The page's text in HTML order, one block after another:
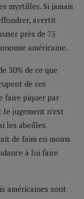
myrtilles. Si jamais
avertit
près de 75
américaine.
30% de ce que
de ces
faire piquer par
jugement n’est
les abeilles
de faim en moins
à lui faire
américaines sont